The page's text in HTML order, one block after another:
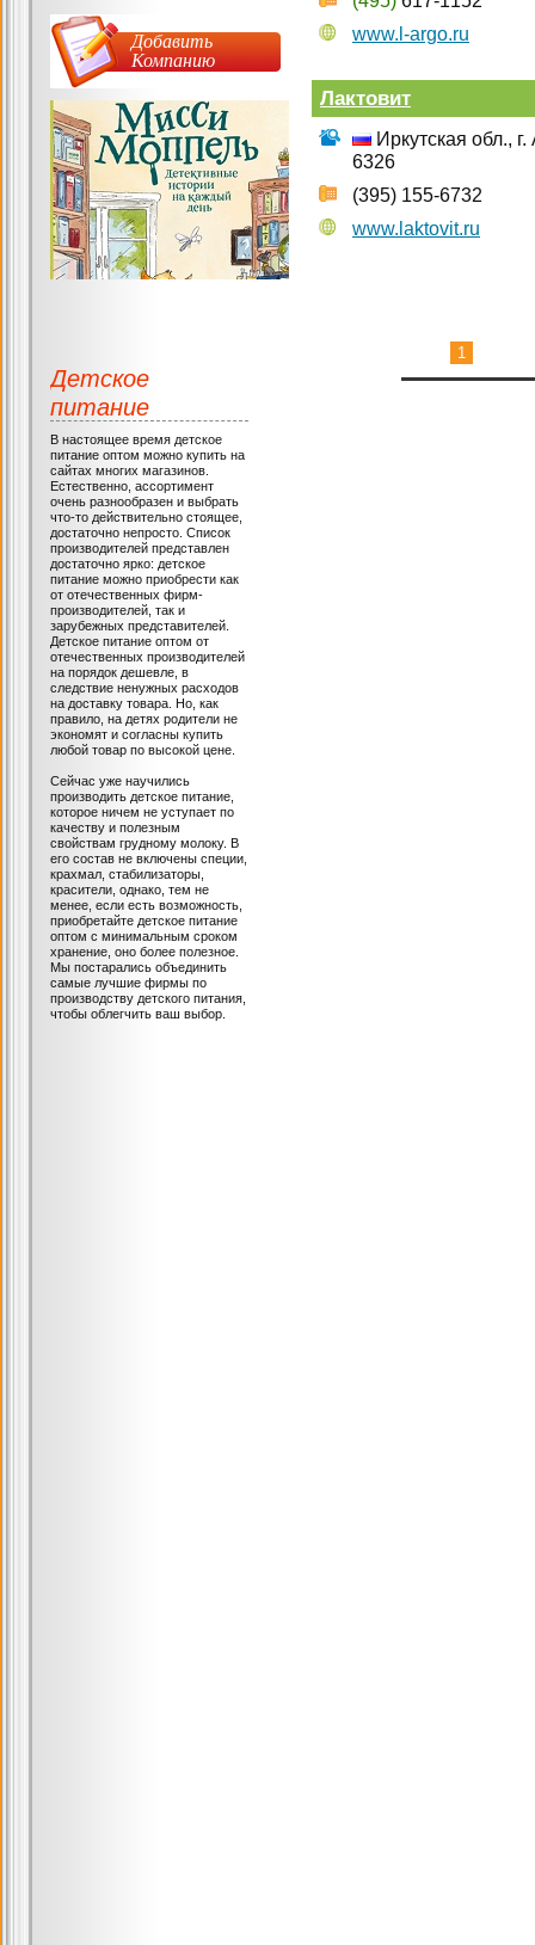
www.l-argo.ru
Лактовит
Иркутская обл.,
6326
(395) 155-6732
www.laktovit.ru
1
Добавить
Компанию
Детское
питание
В настоящее время детское
питание оптом можно купить на
сайтах многих магазинов.
Естественно, ассортимент
очень разнообразен и выбрать
что-то действительно стоящее,
достаточно непросто. Список
производителей представлен
достаточно ярко: детское
питание можно приобрести как
от отечественных фирм-
производителей, так и
зарубежных представителей.
Детское питание оптом от
отечественных производителей
на порядок дешевле, в
следствие ненужных расходов
на доставку товара. Но, как
правило, на детях родители не
экономят и согласны купить
любой товар по высокой цене.
Сейчас уже научились
производить детское питание,
которое ничем не уступает по
качеству и полезным
свойствам грудному молоку. В
его состав не включены специи,
крахмал, стабилизаторы,
красители, однако, тем не
менее, если есть возможность,
приобретайте детское питание
оптом с минимальным сроком
хранение, оно более полезное.
Мы постарались объединить
самые лучшие фирмы по
производству детского питания,
чтобы облегчить ваш выбор.